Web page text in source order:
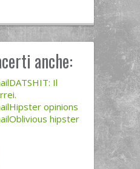
anche:
DATSHIT: Il
Hipster opinions
Oblivious hipster